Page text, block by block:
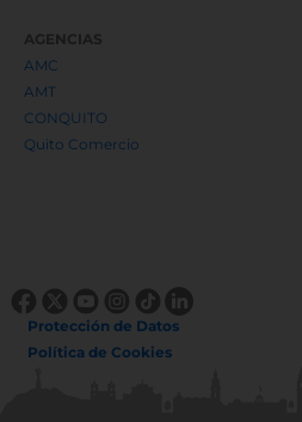
AGENCIAS
AMC
AMT
CONQUITO
Quito Comercio
Protección de Datos
Política de Cookies